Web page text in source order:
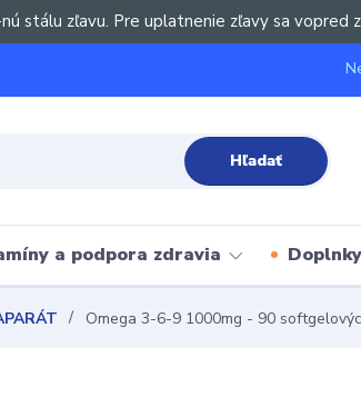
stálu zľavu. Pre uplatnenie zľavy sa vopred
Hľadať
a podpora zdravia
Omega 3-6-9 1000mg - 90